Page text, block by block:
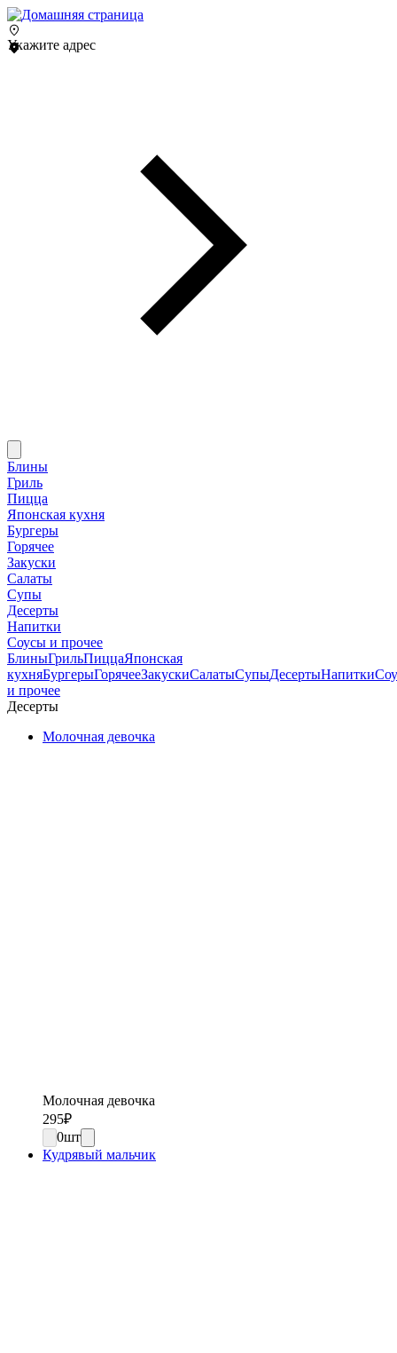
Укажите адрес
Блины
Гриль
Пицца
Японская кухня
Бургеры
Горячее
Закуски
Салаты
Супы
Десерты
Напитки
Соусы и прочее
БлиныГрильПиццаЯпонская
кухняБургерыГорячееЗакускиСалатыСупыДесертыНапитки
и прочее
Десерты
Молочная девочка
Молочная девочка
295₽
0шт
Кудрявый мальчик